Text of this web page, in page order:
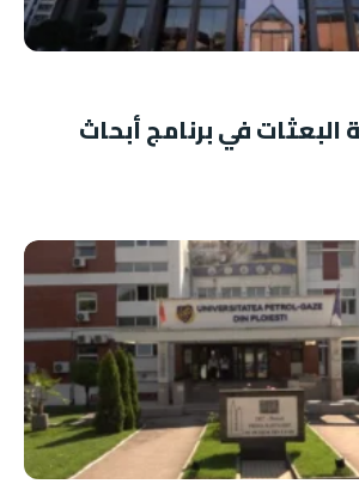
البعثات في برنامج أبحاث